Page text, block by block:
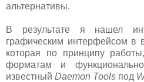
альтернативы.
В результате я нашел
графическим интерфейсом в
которая по принципу
форматам и
известный Daemon Tools под